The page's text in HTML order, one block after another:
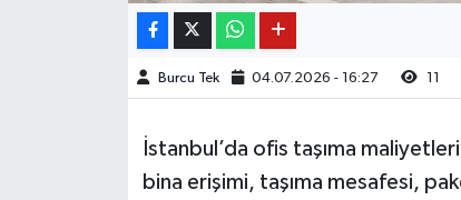
Burcu Tek 04.07.2026 - 16:27 11
İstanbul’da ofis taşıma
bina erişimi, taşıma mesafesi,